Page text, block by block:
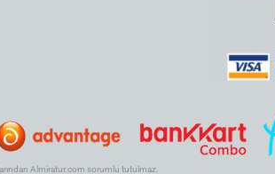
Almiratur.com sorumlu tutulmaz.